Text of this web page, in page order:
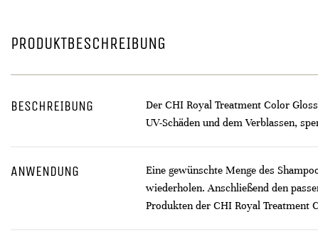
PRODUKTBESCHREIBUNG
BESCHREIBUNG
Der CHI Royal Treatment Color
UV-Schäden und dem Verblassen,
ANWENDUNG
Eine gewünschte Menge des
wiederholen. Anschließend den
Produkten der CHI Royal Treatment